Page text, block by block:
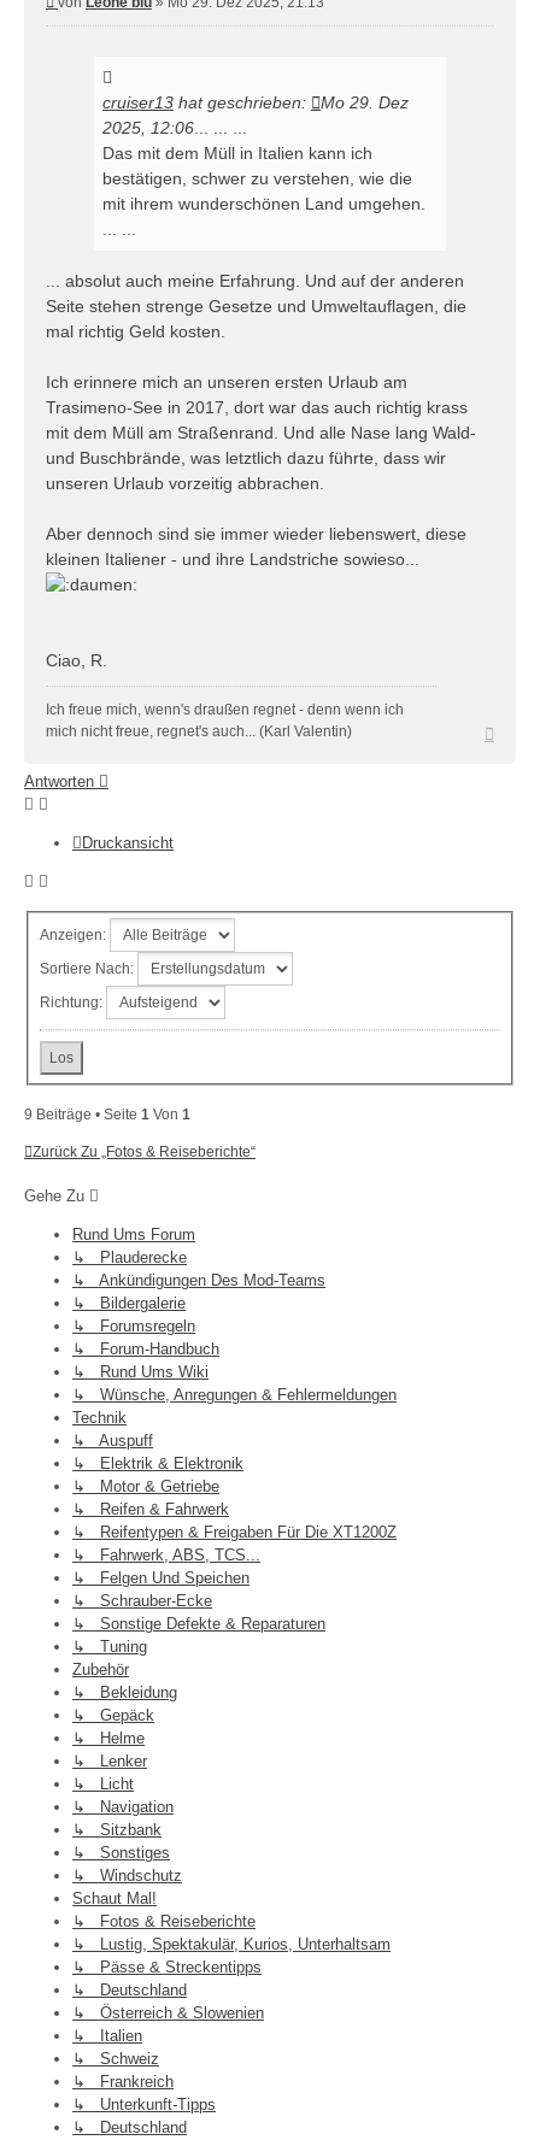
cruiser13 hat geschrieben:
Mo 29. Dez
2025, 12:06
Das mit dem Müll in Italien kann ich
bestätigen, schwer zu verstehen, wie die
mit ihrem wunderschönen Land umgehen.
... absolut auch meine Erfahrung. Und auf der anderen
Seite stehen strenge Gesetze und Umweltauflagen, die
mal richtig Geld kosten.
Ich erinnere mich an unseren ersten Urlaub am
Trasimeno-See in 2017, dort war das auch richtig krass
mit dem Müll am Straßenrand. Und alle Nase lang Wald-
und Buschbrände, was letztlich dazu führte, dass wir
unseren Urlaub vorzeitig abbrachen.
Aber dennoch sind sie immer wieder liebenswert, diese
kleinen Italiener - und ihre Landstriche sowieso...
Ciao, R.
Ich freue mich, wenn's draußen regnet - denn wenn ich
mich nicht freue, regnet's auch... (Karl Valentin)
Antworten
Druckansicht
Anzeigen:
Sortiere Nach:
Richtung:
9 Beiträge • Seite 1 Von 1
Zurück Zu „Fotos & Reiseberichte“
Gehe Zu
Rund Ums Forum
↳ Plauderecke
↳ Ankündigungen Des Mod-Teams
↳ Bildergalerie
↳ Forumsregeln
↳ Forum-Handbuch
↳ Rund Ums Wiki
↳ Wünsche, Anregungen & Fehlermeldungen
Technik
↳ Auspuff
↳ Elektrik & Elektronik
↳ Motor & Getriebe
↳ Reifen & Fahrwerk
↳ Reifentypen & Freigaben Für Die XT1200Z
↳ Fahrwerk, ABS, TCS...
↳ Felgen Und Speichen
↳ Schrauber-Ecke
↳ Sonstige Defekte & Reparaturen
↳ Tuning
Zubehör
↳ Bekleidung
↳ Gepäck
↳ Helme
↳ Lenker
↳ Licht
↳ Navigation
↳ Sitzbank
↳ Sonstiges
↳ Windschutz
Schaut Mal!
↳ Fotos & Reiseberichte
↳ Lustig, Spektakulär, Kurios, Unterhaltsam
↳ Pässe & Streckentipps
↳ Deutschland
↳ Österreich & Slowenien
↳ Italien
↳ Schweiz
↳ Frankreich
↳ Unterkunft-Tipps
↳ Deutschland